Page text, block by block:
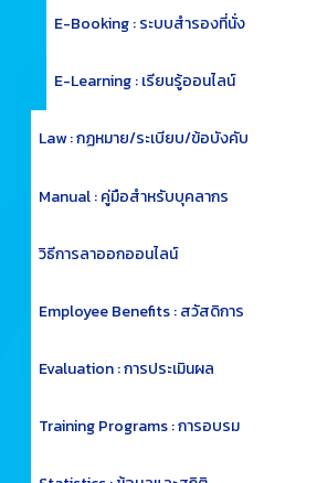
E-Booking : ระบบสำรองที่นั่ง
E-Learning : เรียนรู้ออนไลน์
Law : กฏหมาย/ระเบียบ/ข้อบังคับ
Manual : คู่มือสำหรับบุคลากร
วิธีการลาออกออนไลน์
Employee Benefits : สวัสดิการ
Evaluation : การประเมินผล
Training Programs : การอบรม